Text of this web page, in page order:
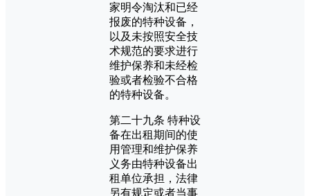
家明令淘汰和已经
报废的特种设备，
以及未按照安全技
术规范的要求进行
维护保养和未经检
验或者检验不合格
的特种设备。
第二十九条 特种设
备在出租期间的使
用管理和维护保养
义务由特种设备出
租单位承担，法律
另有规定或者当事